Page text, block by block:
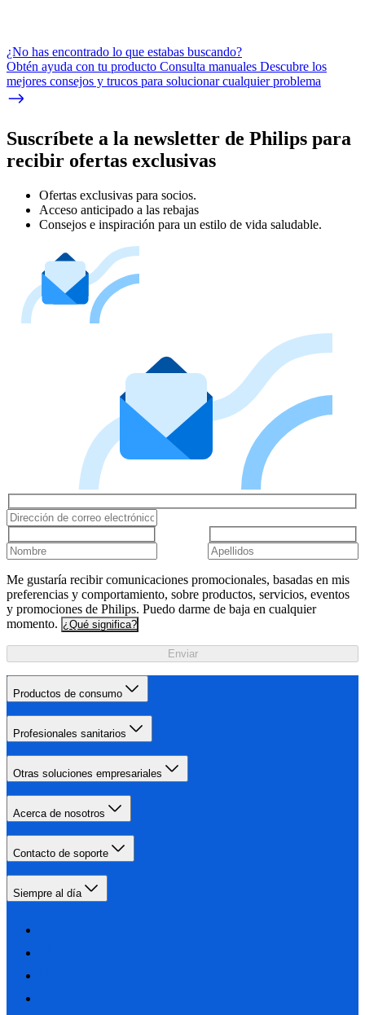
¿No has encontrado lo que estabas buscando?
Obtén ayuda con tu producto Consulta manuales Descubre los
mejores consejos y trucos para solucionar cualquier problema
Suscríbete a la newsletter de Philips para
recibir ofertas exclusivas
Ofertas exclusivas para socios.
Acceso anticipado a las rebajas
Consejos e inspiración para un estilo de vida saludable.
Me gustaría recibir comunicaciones promocionales, basadas en mis
preferencias y comportamiento, sobre productos, servicios, eventos
y promociones de Philips. Puedo darme de baja en cualquier
momento. ¿Qué significa?
Enviar
Productos de consumo
Profesionales sanitarios
Otras soluciones empresariales
Acerca de nosotros
Contacto de soporte
Siempre al día